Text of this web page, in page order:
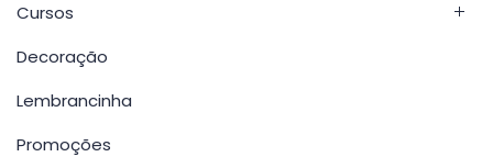
Cursos
Decoração
Lembrancinha
Promoções